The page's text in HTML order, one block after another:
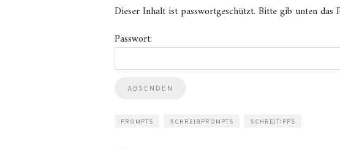
Dieser Inhalt ist passwortgeschützt. Bitte gib unten das
Passwort:
PROMPTS SCHREIBPROMPTS SCHREITIPPS